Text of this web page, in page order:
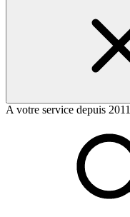
A votre service depuis